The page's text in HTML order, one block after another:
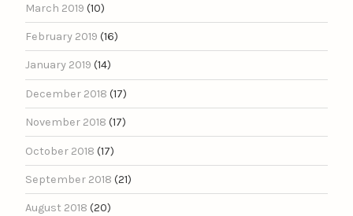
March 2019 (10)
February 2019 (16)
January 2019 (14)
December 2018 (17)
November 2018 (17)
October 2018 (17)
September 2018 (21)
August 2018 (20)